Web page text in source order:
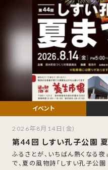
第44回 しすい孔子公園 夏
ふるさとが、いちばん熱くなる夜
で、夏の風物詩「しすい孔子公
2026年8月14日(金)